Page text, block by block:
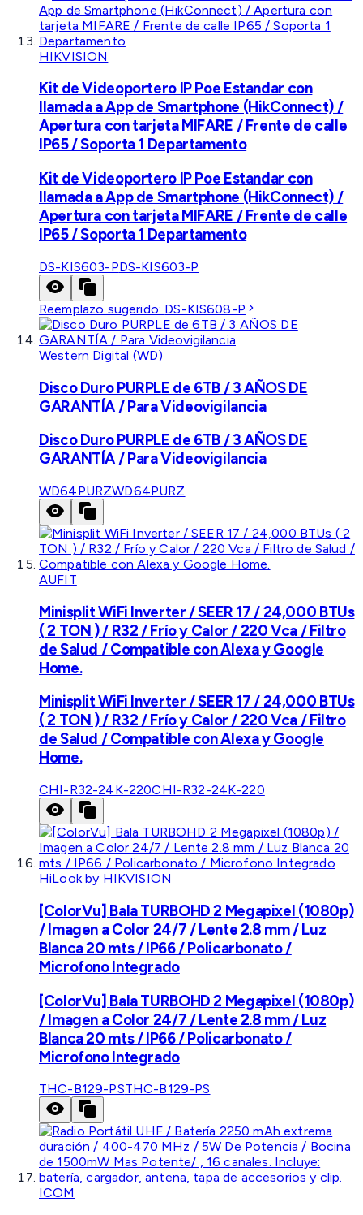
HIKVISION
Kit de Videoportero IP Poe Estandar con
llamada a App de Smartphone (HikConnect) /
Apertura con tarjeta MIFARE / Frente de calle
IP65 / Soporta 1 Departamento
Kit de Videoportero IP Poe Estandar con
llamada a App de Smartphone (HikConnect) /
Apertura con tarjeta MIFARE / Frente de calle
IP65 / Soporta 1 Departamento
DS-KIS603-PDS-KIS603-P
Reemplazo sugerido: DS-KIS608-P
Western Digital (WD)
Disco Duro PURPLE de 6TB / 3 AÑOS DE
GARANTÍA / Para Videovigilancia
Disco Duro PURPLE de 6TB / 3 AÑOS DE
GARANTÍA / Para Videovigilancia
WD64PURZWD64PURZ
AUFIT
Minisplit WiFi Inverter / SEER 17 / 24,000 BTUs
( 2 TON ) / R32 / Frío y Calor / 220 Vca / Filtro
de Salud / Compatible con Alexa y Google
Home.
Minisplit WiFi Inverter / SEER 17 / 24,000 BTUs
( 2 TON ) / R32 / Frío y Calor / 220 Vca / Filtro
de Salud / Compatible con Alexa y Google
Home.
CHI-R32-24K-220CHI-R32-24K-220
HiLook by HIKVISION
[ColorVu] Bala TURBOHD 2 Megapixel (1080p)
/ Imagen a Color 24/7 / Lente 2.8 mm / Luz
Blanca 20 mts / IP66 / Policarbonato /
Microfono Integrado
[ColorVu] Bala TURBOHD 2 Megapixel (1080p)
/ Imagen a Color 24/7 / Lente 2.8 mm / Luz
Blanca 20 mts / IP66 / Policarbonato /
Microfono Integrado
THC-B129-PSTHC-B129-PS
ICOM